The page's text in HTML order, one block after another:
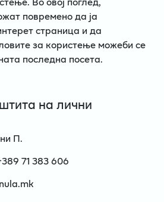
повремено да ја
страница и да
за користење можеби се
последна посета.
на лични
П.
71 383 606